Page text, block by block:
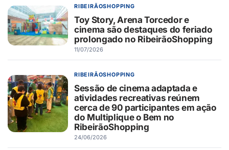
RIBEIRÃOSHOPPING
Toy Story, Arena Torcedor e
cinema são destaques do feriado
prolongado no RibeirãoShopping
11/07/2026
RIBEIRÃOSHOPPING
Sessão de cinema adaptada e
atividades recreativas reúnem
cerca de 90 participantes em ação
do Multiplique o Bem no
RibeirãoShopping
24/06/2026